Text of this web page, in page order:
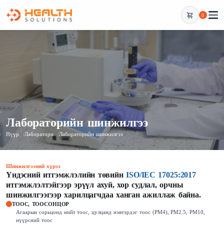
0
Лабораторийн шинжилгээ
Нүүр Лаборатори Лабораторийн шинжилгээ
Шинжилгээний хүрээ
Үндэсний итгэмжлэлийн төвийнISO/IEC 17025:2017
итгэмжлэлтэйгээр эрүүл ахуй, хор судлал, орчны
шинжилгээгээр харилцагчдаа ханган ажиллаж байна.
ТООС, ТООСОНЦОР
Агаарын сорьцонд нийт тоос, цулцанд нэвтэрдэг тоос (PM4), PM2.5, PM10,
нүүрсний тоос